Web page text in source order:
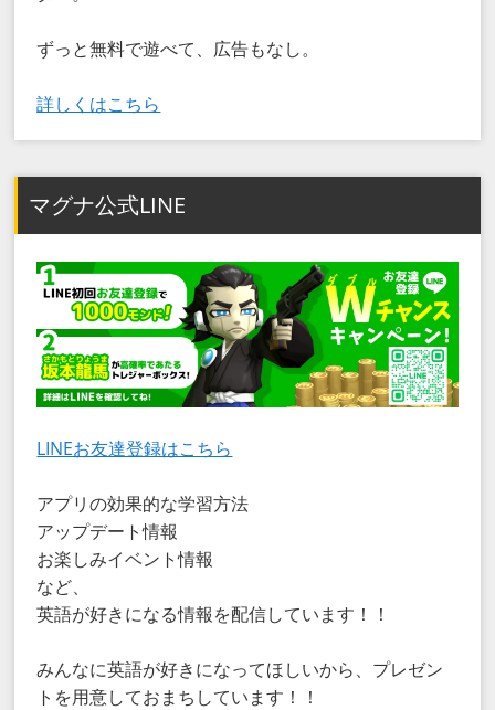
ずっと無料で遊べて、広告もなし。
詳しくはこちら
マグナ公式LINE
LINEお友達登録はこちら
アプリの効果的な学習方法
アップデート情報
お楽しみイベント情報
など、
英語が好きになる情報を配信しています！！
みんなに英語が好きになってほしいから、プレゼン
トを用意しておまちしています！！